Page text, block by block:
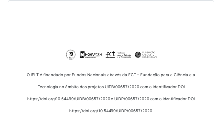
O IELT é financiado por Fundos Nacionais através da FCT – Fundação para a Ciência e a
Tecnologia no âmbito dos projetos UIDB/00657/2020 com o identificador DOI
https://doi.org/10.54499/UIDB/00657/2020 e UIDP/00657/2020 com o identificador DOI
https://doi.org/10.54499/UIDP/00657/2020.